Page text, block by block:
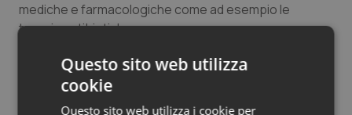
Tumori gastrointestinali
Ulcera & Reflusso
Vaccini
mediche e farmacologiche come ad esempio le
terapie antibiotiche.
I sintomi, possono essere difficili da distinguere
dall’influenza o da altre infezioni respiratorie come il
Questo sito web utilizza
cookie
Questo sito web utilizza i cookie per